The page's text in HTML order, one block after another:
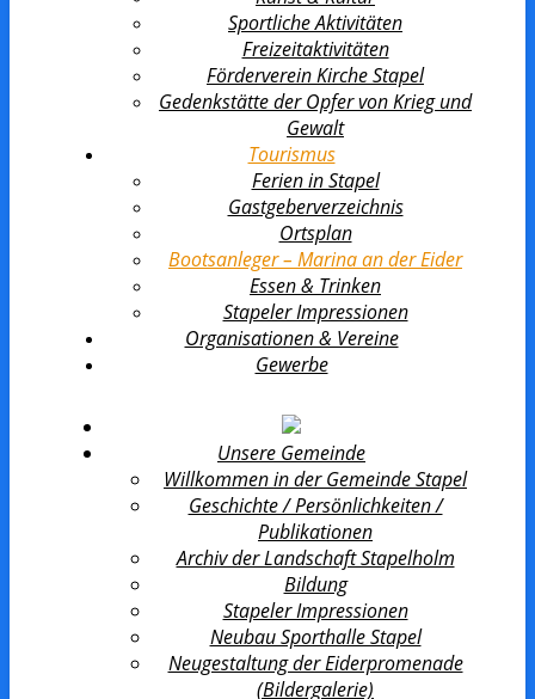
Sportliche Aktivitäten
Freizeitaktivitäten
Förderverein Kirche Stapel
Gedenkstätte der Opfer von Krieg und
Gewalt
Tourismus
Ferien in Stapel
Gastgeberverzeichnis
Ortsplan
Bootsanleger – Marina an der Eider
Essen & Trinken
Stapeler Impressionen
Organisationen & Vereine
Gewerbe
Unsere Gemeinde
Willkommen in der Gemeinde Stapel
Geschichte / Persönlichkeiten /
Publikationen
Archiv der Landschaft Stapelholm
Bildung
Stapeler Impressionen
Neubau Sporthalle Stapel
Neugestaltung der Eiderpromenade
(Bildergalerie)